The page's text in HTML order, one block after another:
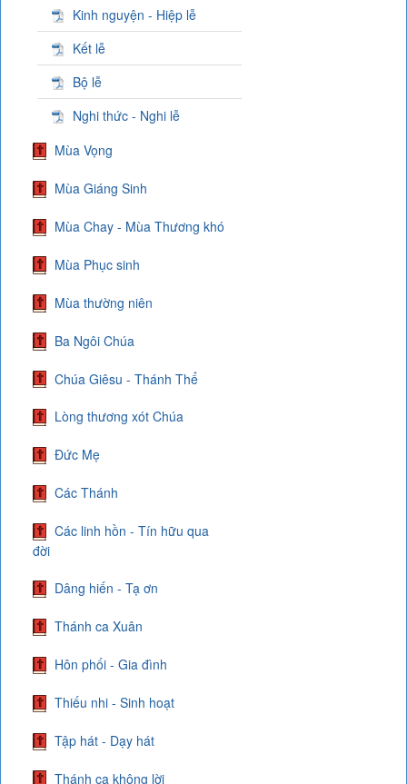
Kinh nguyện - Hiệp lễ
Kết lễ
Bộ lễ
Nghi thức - Nghi lễ
Mùa Vọng
Mùa Giáng Sinh
Mùa Chay - Mùa Thương khó
Mùa Phục sinh
Mùa thường niên
Ba Ngôi Chúa
Chúa Giêsu - Thánh Thể
Lòng thương xót Chúa
Đức Mẹ
Các Thánh
Các linh hồn - Tín hữu qua
đời
Dâng hiến - Tạ ơn
Thánh ca Xuân
Hôn phối - Gia đình
Thiếu nhi - Sinh hoạt
Tập hát - Dạy hát
Thánh ca không lời